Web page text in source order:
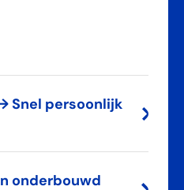
Snel persoonlijk
onderbouwd